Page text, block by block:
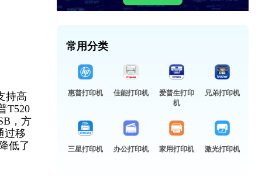
持高
T520
，方
过移
低了
常用分类
惠普打印机 佳能打印机
爱普生打印
机
兄弟打印机
三星打印机 办公打印机 家用打印机 激光打印机